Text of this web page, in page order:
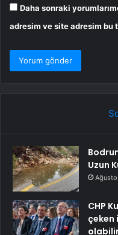
Daha sonraki
adresim ve site adresim bu
Uzun
CHP
çeken